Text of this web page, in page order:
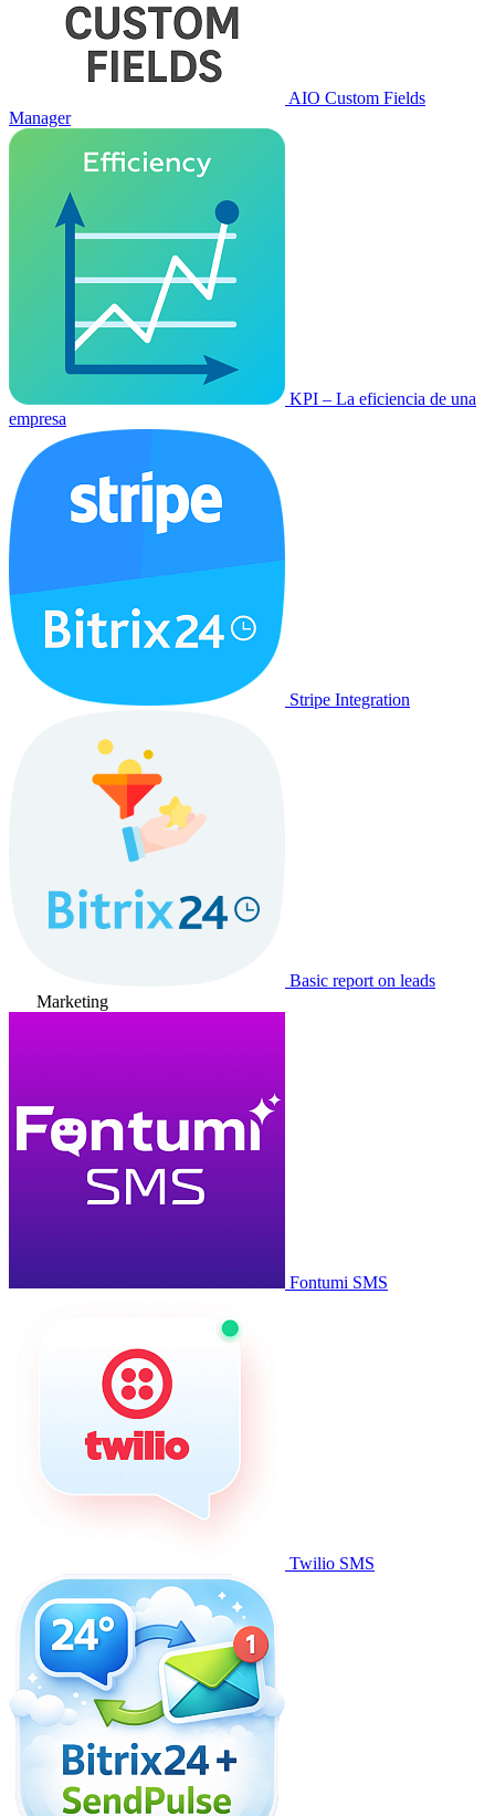
AIO Custom Fields
Manager
KPI – La eficiencia de una
empresa
Stripe Integration
Basic report on leads
Marketing
Fontumi SMS
Twilio SMS